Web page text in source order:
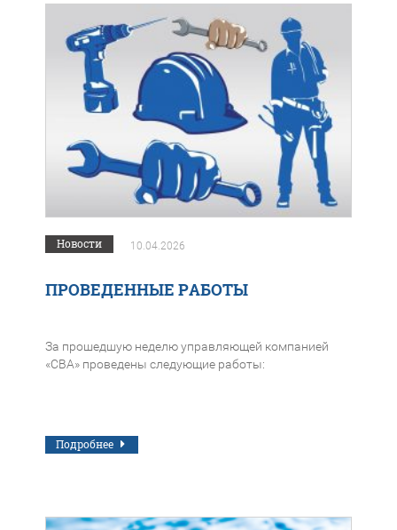
Новости 10.04.2026
ПРОВЕДЕННЫЕ РАБОТЫ
За прошедшую неделю управляющей компанией
«СВА» проведены следующие работы:
Подробнее